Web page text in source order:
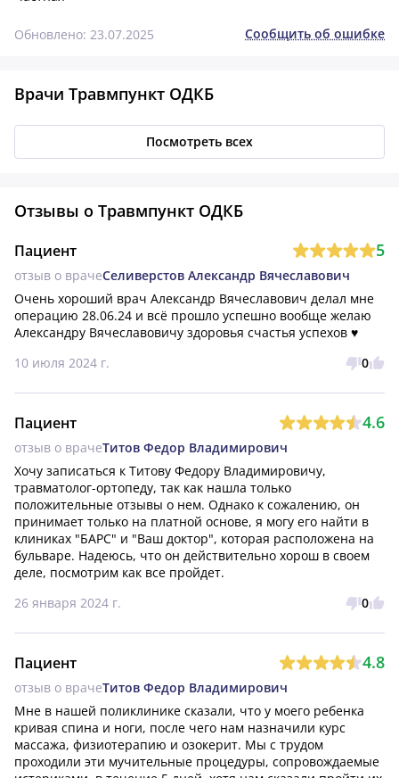
Обновлено: 23.07.2025 Сообщить об ошибке
Врачи Травмпункт ОДКБ
Посмотреть всех
Отзывы о Травмпункт ОДКБ
5
Пациент
отзыв о врачеСеливерстов Александр Вячеславович
Очень хороший врач Александр Вячеславович делал мне
операцию 28.06.24 и всё прошло успешно вообще желаю
Александру Вячеславовичу здоровья счастья успехов ♥️
10 июля 2024 г.
0
4.6
Пациент
отзыв о врачеТитов Федор Владимирович
Хочу записаться к Титову Федору Владимировичу,
травматолог-ортопеду, так как нашла только
положительные отзывы о нем. Однако к сожалению, он
принимает только на платной основе, я могу его найти в
клиниках "БАРС" и "Ваш доктор", которая расположена на
бульваре. Надеюсь, что он действительно хорош в своем
деле, посмотрим как все пройдет.
26 января 2024 г.
0
4.8
Пациент
отзыв о врачеТитов Федор Владимирович
Мне в нашей поликлинике сказали, что у моего ребенка
кривая спина и ноги, после чего нам назначили курс
массажа, физиотерапию и озокерит. Мы с трудом
проходили эти мучительные процедуры, сопровождаемые